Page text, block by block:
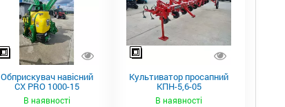
Обприскувач навісний
CX PRO 1000-15
В наявності
Культиватор просапний
КПН-5,6-05
В наявності